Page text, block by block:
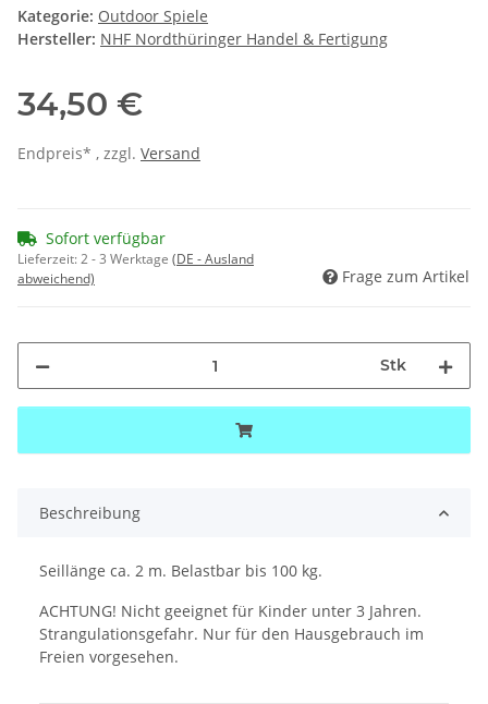
Kategorie: Outdoor Spiele
Hersteller: NHF Nordthüringer Handel & Fertigung
34,50 €
Endpreis* , zzgl. Versand
Sofort verfügbar
Lieferzeit:2 - 3 Werktage (DE - Ausland
abweichend)
Frage zum Artikel
Stk
Beschreibung
Seillänge ca. 2 m. Belastbar bis 100 kg.
ACHTUNG! Nicht geeignet für Kinder unter 3 Jahren.
Strangulationsgefahr. Nur für den Hausgebrauch im
Freien vorgesehen.